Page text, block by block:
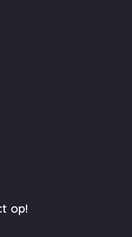
op!